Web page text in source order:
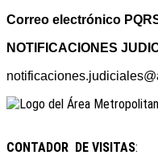
Correo electrónico
NOTIFICACIONES
CONTADOR DE VISITAS: